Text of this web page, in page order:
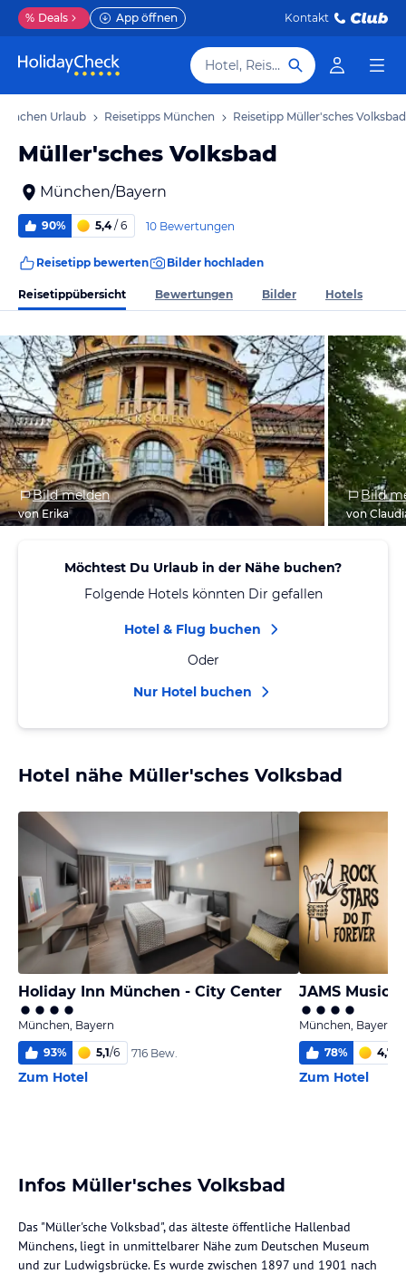
% Deals App öffnen Kontakt
Hotel, Reiseziel
Urlaub Reisetipps München Reisetipp Müller'sches Volksbad
Müller'sches Volksbad
München/Bayern
90% 5,4/ 6 10 Bewertungen
Reisetipp bewerten Bilder hochladen
Reisetippübersicht Bewertungen Bilder Hotels
Bild melden
von Erika
Bild
von
Möchtest Du Urlaub in der Nähe buchen?
Folgende Hotels könnten Dir gefallen
Hotel & Flug buchen
Oder
Nur Hotel buchen
Hotel nähe Müller'sches Volksbad
Holiday Inn München - City Center
München, Bayern
93% 5,1/6 716 Bew.
Zum Hotel
JAMS Music
München, Bayern
78% 4,7
Zum Hotel
Infos Müller'sches Volksbad
Das "Müller'sche Volksbad", das älteste öffentliche Hallenbad
Münchens, liegt in unmittelbarer Nähe zum Deutschen Museum
und zur Ludwigsbrücke. Es wurde zwischen 1897 und 1901 nach